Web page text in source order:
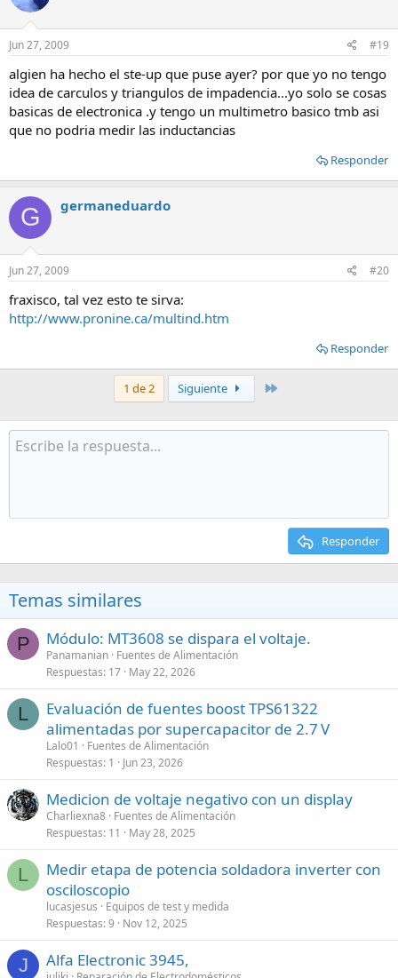
Jun 27, 2009 #19
algien ha hecho el ste-up que puse ayer? por que yo no tengo
idea de carculos y triangulos de impadencia...yo solo se cosas
basicas de electronica .y tengo un multimetro basico tmb asi
que no podria medir las inductancias
Responder
G germaneduardo
Jun 27, 2009 #20
fraxisco, tal vez esto te sirva:
http://www.pronine.ca/multind.htm
Responder
1 de 2 Siguiente
Responder
Temas similares
P Módulo: MT3608 se dispara el voltaje.
Panamanian Fuentes de Alimentación
Respuestas 17 May 22, 2026
L
Evaluación de fuentes boost TPS61322
alimentadas por supercapacitor de 2.7 V
Lalo01
Fuentes de Alimentación
Respuestas 1 Jun 23, 2026
Medicion de voltaje negativo con un display
Charliexna8 Fuentes de Alimentación
Respuestas 11 May 28, 2025
L
Medir etapa de potencia soldadora inverter con
osciloscopio
lucasjesus
Equipos de test y medida
Respuestas 9 Nov 12, 2025
J Alfa Electronic 3945,